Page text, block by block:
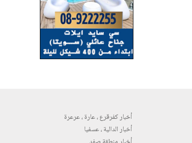
أخبار كفرقرع ، عارة ، عرعرة
أخبار الدالية ، عسفيا